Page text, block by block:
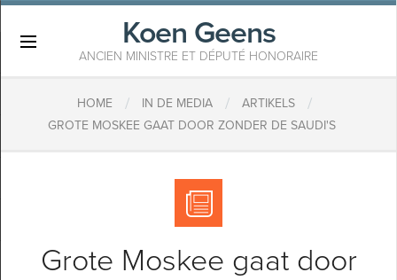
Koen Geens
ANCIEN MINISTRE ET DÉPUTÉ HONORAIRE
HOME / IN DE MEDIA / ARTIKELS /
GROTE MOSKEE GAAT DOOR ZONDER DE SAUDI'S
Grote Moskee gaat door